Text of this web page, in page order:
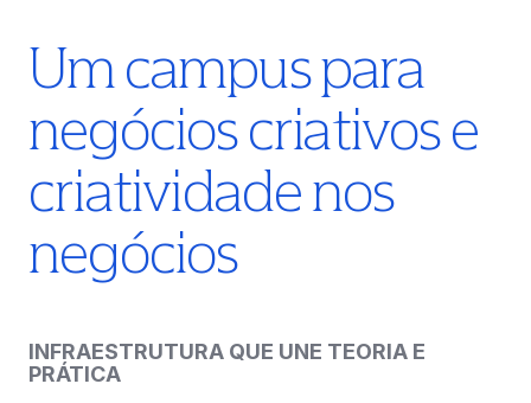
Um campus para
negócios criativos e
criatividade nos
negócios
INFRAESTRUTURA QUE UNE TEORIA E
PRÁTICA